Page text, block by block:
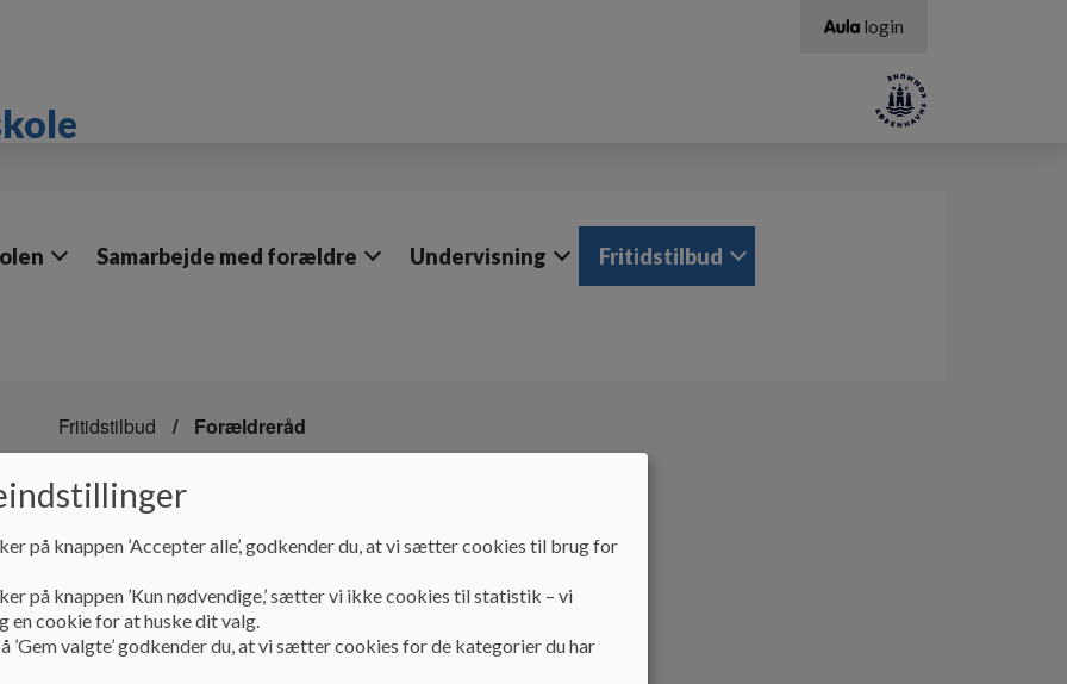
login
Samarbejde med forældre Undervisning Fritidstilbud
Fritidstilbud Forældreråd
Forældreråd
på knappen ’Accepter alle’, godkender du, at vi sætter cookies til brug for
på knappen ’Kun nødvendige,’ sætter vi ikke cookies til statistik – vi
en cookie for at huske dit valg.
’Gem valgte’ godkender du, at vi sætter cookies for de kategorier du har